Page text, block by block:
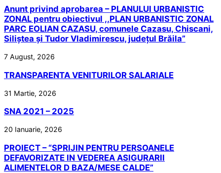
Anunt privind aprobarea – PLANULUI URBANISTIC
ZONAL pentru obiectivul ,,PLAN URBANISTIC ZONAL
PARC EOLIAN CAZASU, comunele Cazasu, Chiscani,
Siliștea și Tudor Vladimirescu, județul Brăila”
7 August, 2026
TRANSPARENTA VENITURILOR SALARIALE
31 Martie, 2026
SNA 2021 – 2025
20 Ianuarie, 2026
PROIECT – “SPRIJIN PENTRU PERSOANELE
DEFAVORIZATE IN VEDEREA ASIGURARII
ALIMENTELOR D BAZA/MESE CALDE”